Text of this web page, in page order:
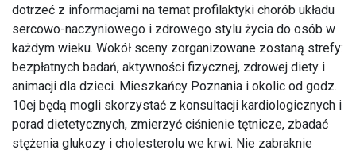
dotrzeć z informacjami na temat profilaktyki chorób układu
sercowo-naczyniowego i zdrowego stylu życia do osób w
każdym wieku. Wokół sceny zorganizowane zostaną strefy:
bezpłatnych badań, aktywności fizycznej, zdrowej diety i
animacji dla dzieci. Mieszkańcy Poznania i okolic od godz.
10ej będą mogli skorzystać z konsultacji kardiologicznych i
porad dietetycznych, zmierzyć ciśnienie tętnicze, zbadać
stężenia glukozy i cholesterolu we krwi. Nie zabraknie